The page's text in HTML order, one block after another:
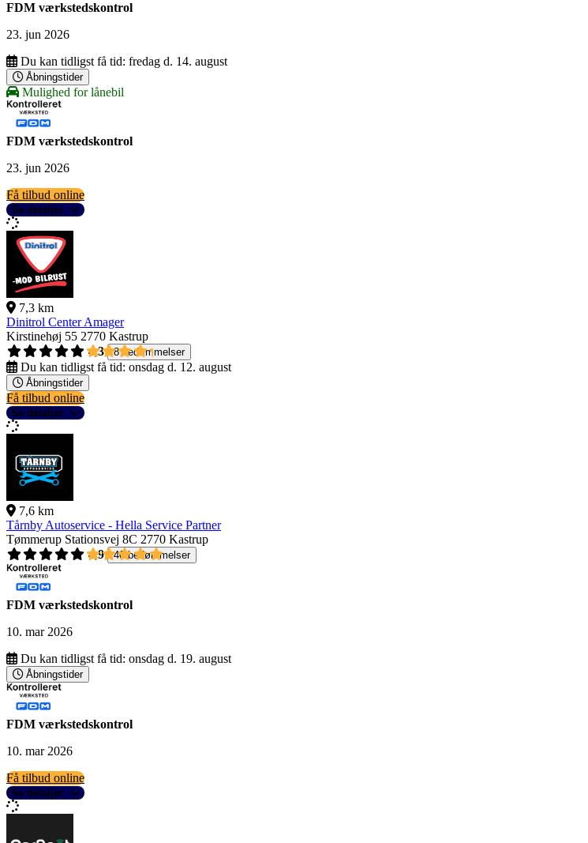
FDM værkstedskontrol
23. jun 2026
Du kan tidligst få tid: fredag d. 14. august
Åbningstider
Mulighed for lånebil
FDM værkstedskontrol
23. jun 2026
Få tilbud online
Se detaljer
7,3 km
Dinitrol Center Amager
Kirstinehøj 55 2770 Kastrup
4,3
8 bedømmelser
Du kan tidligst få tid: onsdag d. 12. august
Åbningstider
Få tilbud online
Se detaljer
7,6 km
Tårnby Autoservice - Hella Service Partner
Tømmerup Stationsvej 8C 2770 Kastrup
4,9
40 bedømmelser
FDM værkstedskontrol
10. mar 2026
Du kan tidligst få tid: onsdag d. 19. august
Åbningstider
FDM værkstedskontrol
10. mar 2026
Få tilbud online
Se detaljer